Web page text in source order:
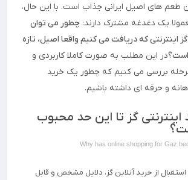
طعم های اصیل ایرانی جذاب است. با این حال،
یک دغدغه مشترک دارند: چطور می توان
اینترنتی که دریافت می کنیم واقعا اصیل، تازه
است؟در این مطلب به صورت کاملا کاربردی و
بررسی می کنیم که چطور یک خرید
و حرفه ای داشته باشیم.
اینترنتی گز تا این حد محبوب
Why has online shopping for Gaz
از خرید آنلاین گز، دلایل مشخص و قابل